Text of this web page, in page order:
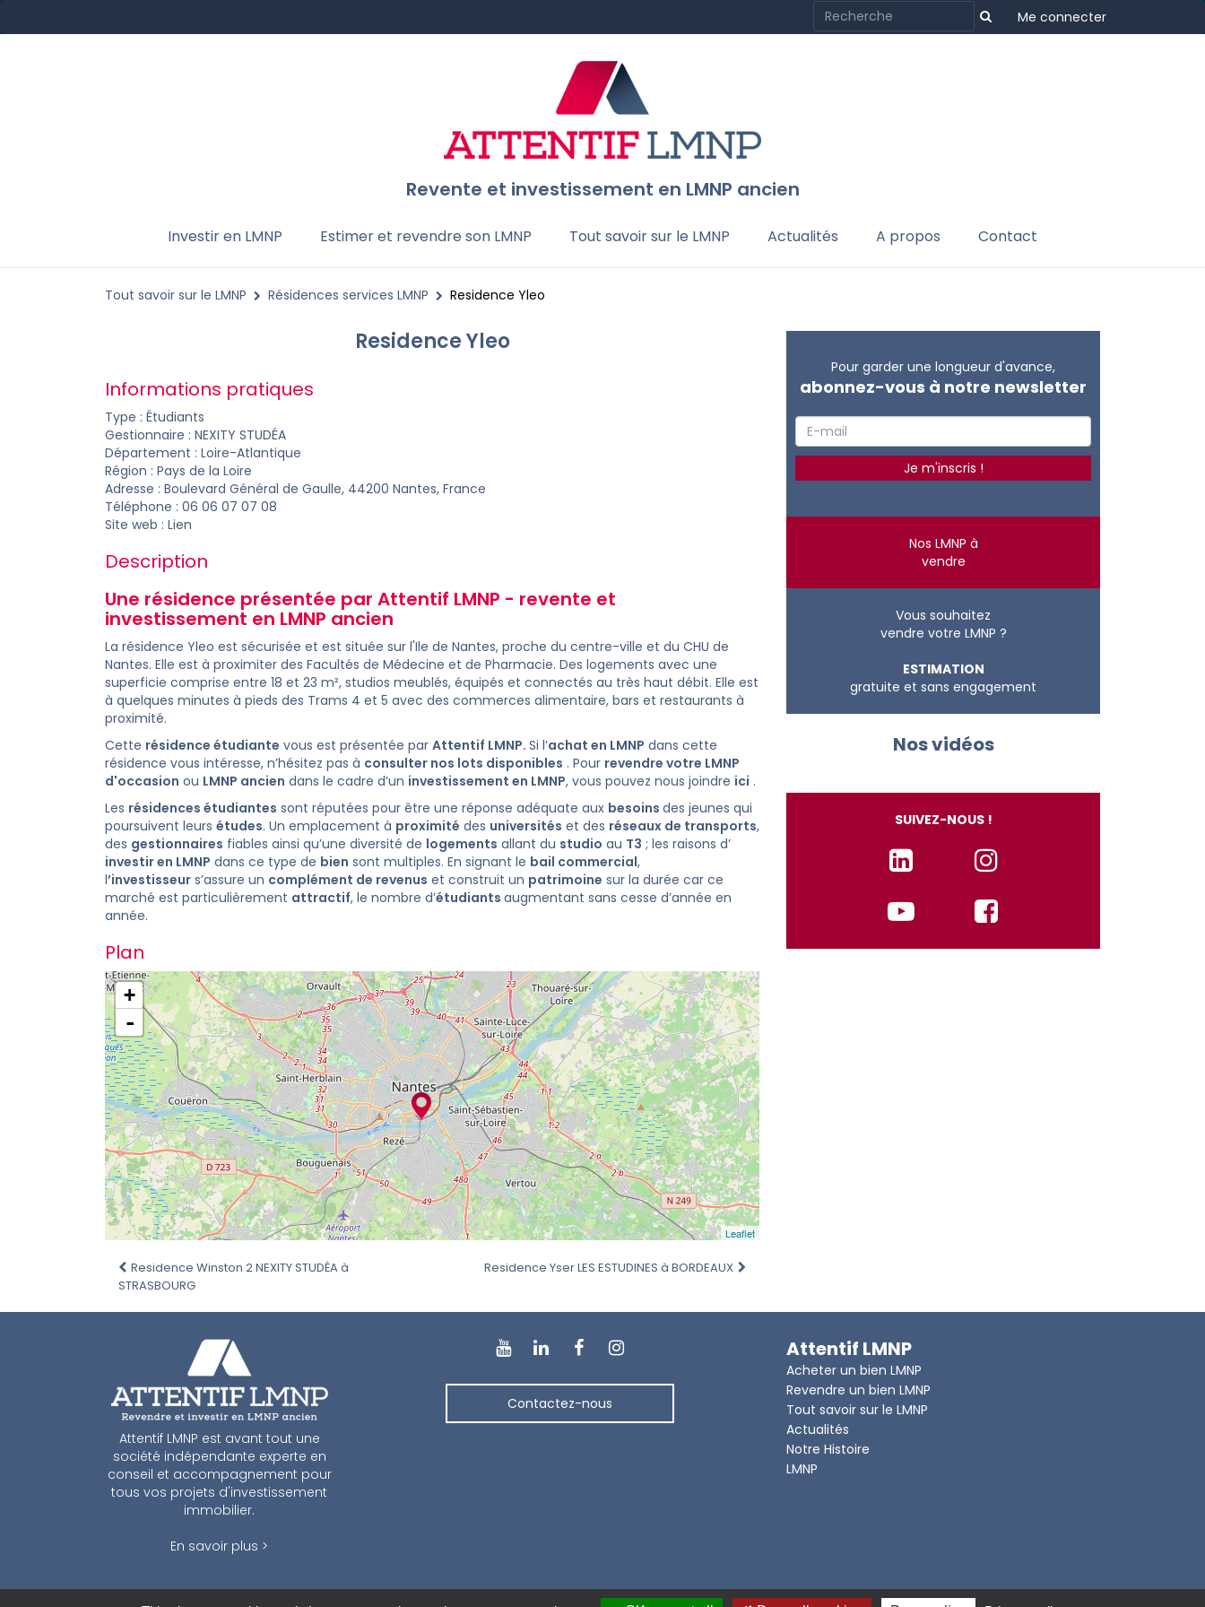
Me connecter
Revente et investissement en LMNP ancien
Investir en LMNP Estimer et revendre son LMNP Tout savoir sur le LMNP Actualités A propos Contact
Tout savoir sur le LMNP Résidences services LMNP Residence Yleo
Residence Yleo
Informations pratiques
Type : Étudiants
Gestionnaire : NEXITY STUDÉA
Département : Loire-Atlantique
Région : Pays de la Loire
Adresse : Boulevard Général de Gaulle, 44200 Nantes, France
Téléphone : 06 06 07 07 08
Site web : Lien
Description
Une résidence présentée par Attentif LMNP - revente et
investissement en LMNP ancien
La résidence Yleo est sécurisée et est située sur l'Ile de Nantes, proche du centre-ville et du CHU de
Nantes. Elle est à proximiter des Facultés de Médecine et de Pharmacie. Des logements avec une
superficie comprise entre 18 et 23 m², studios meublés, équipés et connectés au très haut débit. Elle est
à quelques minutes à pieds des Trams 4 et 5 avec des commerces alimentaire, bars et restaurants à
proximité.
Cette résidence étudiante vous est présentée par Attentif LMNP. Si l’achat en LMNP dans cette
résidence vous intéresse, n’hésitez pas à consulter nos lots disponibles . Pour revendre votre LMNP
d'occasion ou LMNP ancien dans le cadre d’un investissement en LMNP, vous pouvez nous joindre ici .
Les résidences étudiantes sont réputées pour être une réponse adéquate aux besoins des jeunes qui
poursuivent leurs études. Un emplacement à proximité des universités et des réseaux de transports,
des gestionnaires fiables ainsi qu’une diversité de logements allant du studio au T3 ; les raisons d’
investir en LMNP dans ce type de bien sont multiples. En signant le bail commercial,
l’investisseur s’assure un complément de revenus et construit un patrimoine sur la durée car ce
marché est particulièrement attractif, le nombre d’étudiants augmentant sans cesse d’année en
année.
Plan
+
-
Leaflet
Residence Winston 2 NEXITY STUDÉA à
STRASBOURG
Residence Yser LES ESTUDINES à BORDEAUX
Pour garder une longueur d'avance,
abonnez-vous à notre newsletter
Nos LMNP à
vendre
Vous souhaitez
vendre votre LMNP ?
ESTIMATION
gratuite et sans engagement
Nos vidéos
SUIVEZ-NOUS !
Attentif LMNP est avant tout une
société indépendante experte en
conseil et accompagnement pour
tous vos projets d'investissement
immobilier.
En savoir plus >
Contactez-nous
Attentif LMNP
Acheter un bien LMNP
Revendre un bien LMNP
Tout savoir sur le LMNP
Actualités
Notre Histoire
LMNP